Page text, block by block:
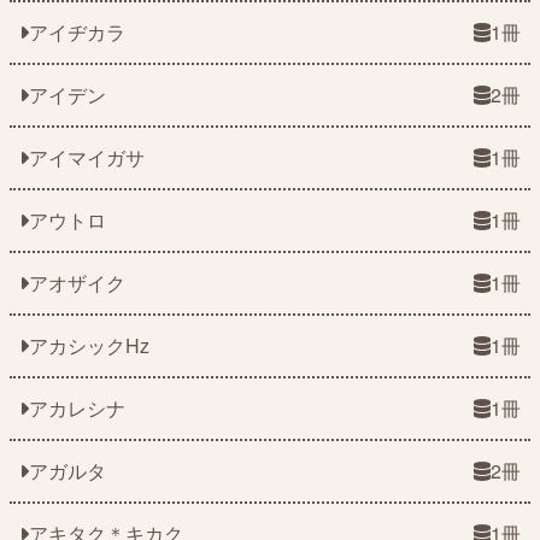
アイヂカラ 1冊
アイデン 2冊
アイマイガサ 1冊
アウトロ 1冊
アオザイク 1冊
アカシックHz 1冊
アカレシナ 1冊
アガルタ 2冊
アキタク＊キカク 1冊